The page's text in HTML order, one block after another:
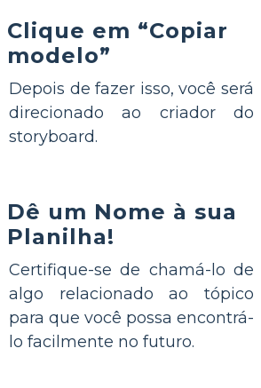
Clique em “Copiar
modelo”
Depois de fazer isso, você será
direcionado ao criador do
storyboard.
Dê um Nome à sua
Planilha!
Certifique-se de chamá-lo de
algo relacionado ao tópico
para que você possa encontrá-
lo facilmente no futuro.